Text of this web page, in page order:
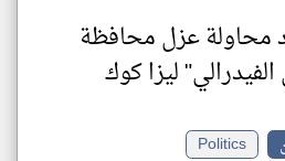
محاولة عزل محافظة
ليزا كوك
Politics